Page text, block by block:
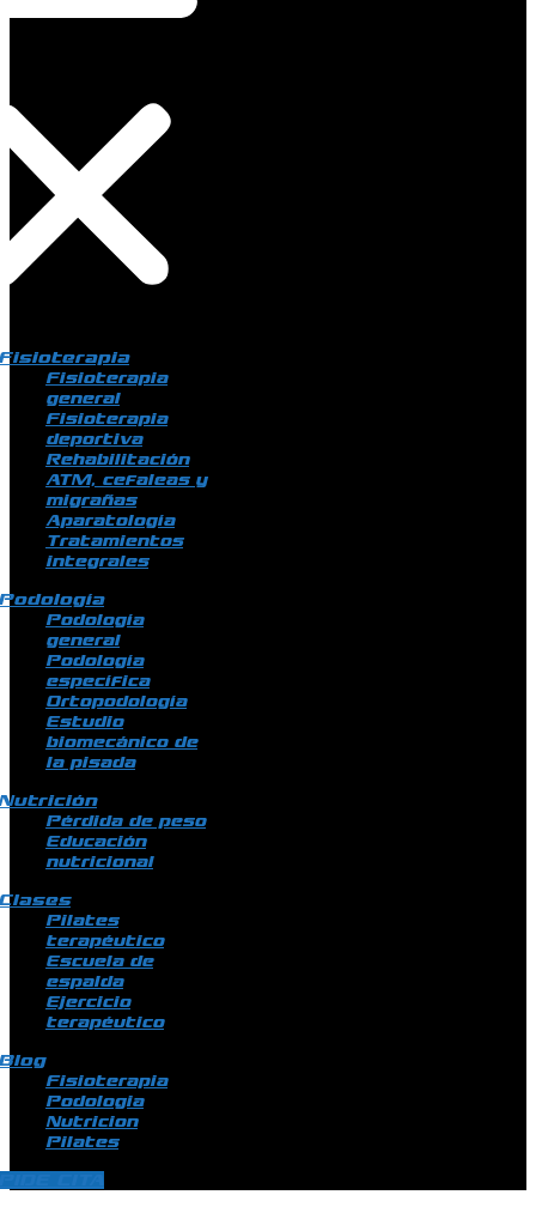
Fisioterapia
general
Fisioterapia
deportiva
Rehabilitación
ATM, cefaleas y
migrañas
Aparatología
Tratamientos
integrales
Podología
general
Podología
específica
Ortopodología
Estudio
biomecánico de
la pisada
Pérdida de peso
Educación
nutricional
Pilates
terapéutico
Escuela de
espalda
Ejercicio
terapéutico
Fisioterapia
Podologia
Nutricion
Pilates